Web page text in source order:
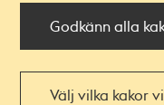
Godkänn alla
Välj vilka kakor